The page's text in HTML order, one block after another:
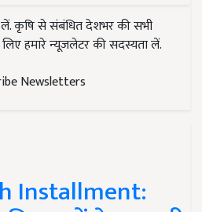
कृषि से संबंधित देशभर की सभी
हमारे न्यूज़लेटर की सदस्यता लें.
Newsletters
Installment: